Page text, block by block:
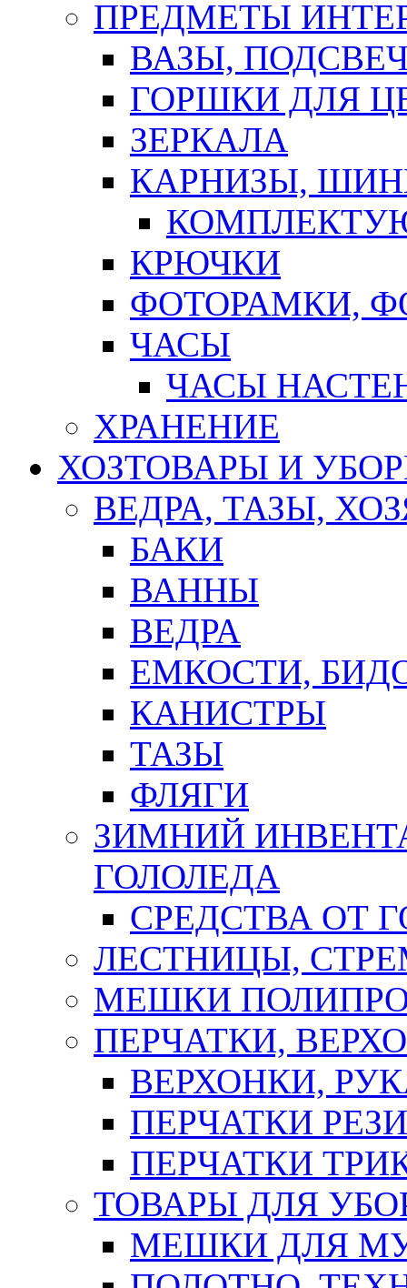
ПРЕДМЕТЫ
ВАЗЫ,
ГОРШКИ ДЛЯ
ЗЕРКАЛА
КАРНИЗЫ,
КРЮЧКИ
ФОТОРАМКИ,
ЧАСЫ
ЧАСЫ
ХРАНЕНИЕ
ХОЗТОВАРЫ И
ВЕДРА, ТАЗЫ,
БАКИ
ВАННЫ
ВЕДРА
ЕМКОСТИ,
КАНИСТРЫ
ТАЗЫ
ФЛЯГИ
ЗИМНИЙ
ГОЛОЛЕДА
СРЕДСТВА ОТ
ЛЕСТНИЦЫ,
МЕШКИ
ПЕРЧАТКИ,
ВЕРХОНКИ,
ПЕРЧАТКИ
ПЕРЧАТКИ
ТОВАРЫ ДЛЯ
МЕШКИ ДЛЯ